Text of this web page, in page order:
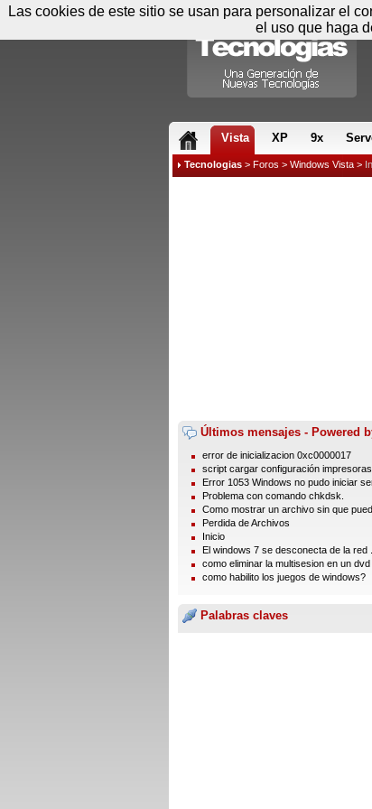
Vista XP 9x
Tecnologias > Foros > Windows Vista >
Últimos mensajes - Powered
error de inicializacion 0xc0000017
script cargar configuración impresoras
Error 1053 Windows no pudo iniciar
Problema con comando chkdsk.
Como mostrar un archivo sin que
Perdida de Archivos
Inicio
El windows 7 se desconecta de la red ...
como eliminar la multisesion en un
como habilito los juegos de windows?
Palabras claves
Las cookies de este sitio se usan para personalizar el
el uso que haga